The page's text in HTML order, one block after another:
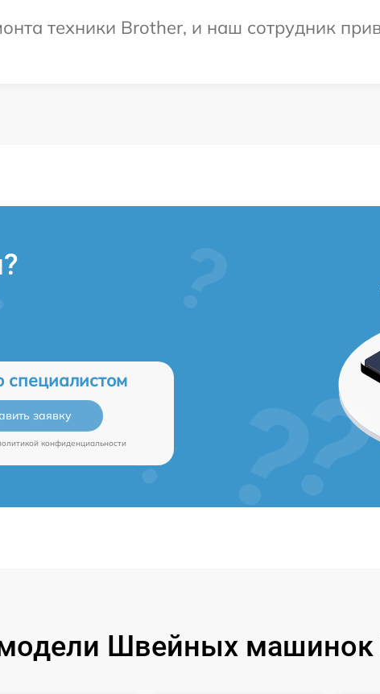
техники Brother, и наш сотрудник
специалистом
заявку
конфиденциальности
Швейных машинок